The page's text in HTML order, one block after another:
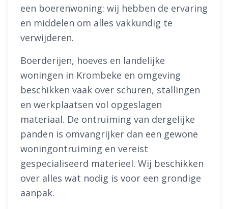
een boerenwoning: wij hebben de ervaring
en middelen om alles vakkundig te
verwijderen.
Boerderijen, hoeves en landelijke
woningen in Krombeke en omgeving
beschikken vaak over schuren, stallingen
en werkplaatsen vol opgeslagen
materiaal. De ontruiming van dergelijke
panden is omvangrijker dan een gewone
woningontruiming en vereist
gespecialiseerd materieel. Wij beschikken
over alles wat nodig is voor een grondige
aanpak.